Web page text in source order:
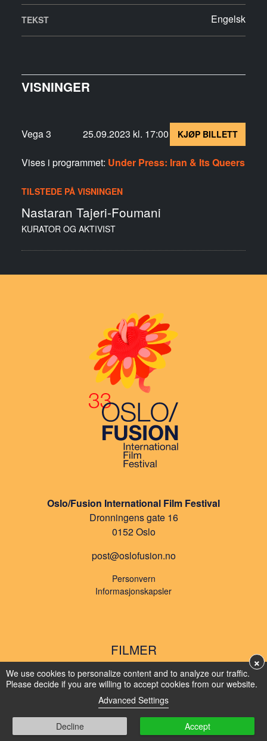
TEKST Engelsk
VISNINGER
Vega 3 25.09.2023 kl. 17:00 KJØP BILLETT
Vises i programmet: Under Press: Iran & Its Queers
TILSTEDE PÅ VISNINGEN
Nastaran Tajeri-Foumani
KURATOR OG AKTIVIST
Oslo/Fusion International Film Festival
Dronningens gate 16
0152 Oslo
post@oslofusion.no
Personvern
Informasjonskapsler
FILMER
SPESIALVISNINGER
PROGRAM
AKTUELT
We use cookies to personalize content and to analyze our traffic.
Please decide if you are willing to accept cookies from our website.
Advanced Settings
Decline Accept
×